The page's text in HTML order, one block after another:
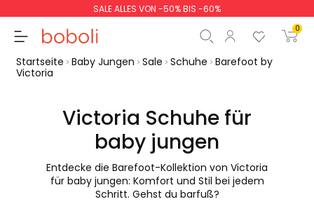
SALE ALLES VON -50% BIS -60%
0
Gesamtbetrag 0,00 €
weiter Start der Bestellung
Startseite Baby Jungen Sale Schuhe Barefoot by
Victoria
Victoria Schuhe für
baby jungen
Entdecke die Barefoot-Kollektion von Victoria
für baby jungen: Komfort und Stil bei jedem
Schritt. Gehst du barfuß?